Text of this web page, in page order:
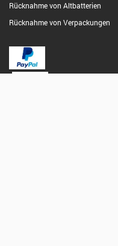
Rücknahme von Altbatterien
Rücknahme von Verpackungen